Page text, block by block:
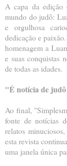
A capa da edição
mundo do judô:
e orgulhosa
dedicação e
homenagem a
e suas conquistas
de todas as idades.
"É notícia de judô
Ao final,
fonte de notícias
relatos
esta revista
uma janela única